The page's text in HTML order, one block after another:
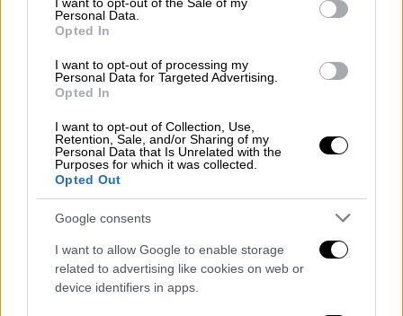
Personal Data.
Opted In
I want to opt-out of processing my
Personal Data for Targeted Advertising.
Opted In
I want to opt-out of Collection, Use,
Retention, Sale, and/or Sharing of my
Personal Data that Is Unrelated with the
Purposes for which it was collected.
Opted Out
Google consents
I want to allow Google to enable storage
related to advertising like cookies on web or
device identifiers in apps.
Σε ανάρτησή της στο TikTok, αναφέρεται
στον ρόλο που έπαιξε στη ζωή της ο
γέροντας Νήφων, τονίζοντας πως τη
βοήθησε να επιστρέψει «στο μονοπάτι του
Θεού». Όπως σημειώνει
χαρακτηριστικά: «
Μεγάλωσα ζώντας για το
χειροκρότημα των άλλων, παγιδευμένη σε
έναν κύκλο του να ταιριάζω και να αναζητώ
επιβεβαίωση. Όμως τότε ο Ιησούς